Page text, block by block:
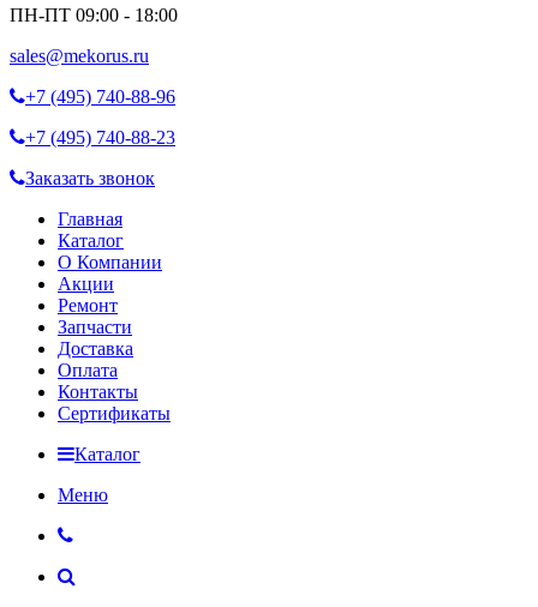
ПН-ПТ 09:00 - 18:00
sales@mekorus.ru
+7 (495) 740-88-96
+7 (495) 740-88-23
Заказать звонок
Главная
Каталог
О Компании
Акции
Ремонт
Запчасти
Доставка
Оплата
Контакты
Сертификаты
Каталог
Меню